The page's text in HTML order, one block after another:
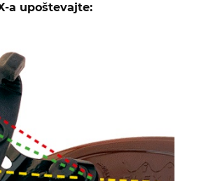
a upoštevajte: